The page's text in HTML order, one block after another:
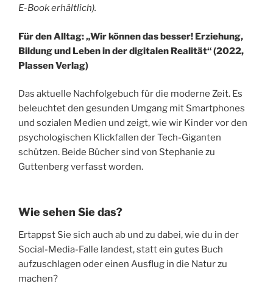
E-Book erhältlich).
Für den Alltag: „Wir können das besser! Erziehung,
Bildung und Leben in der digitalen Realität“ (2022,
Plassen Verlag)
Das aktuelle Nachfolgebuch für die moderne Zeit. Es
beleuchtet den gesunden Umgang mit Smartphones
und sozialen Medien und zeigt, wie wir Kinder vor den
psychologischen Klickfallen der Tech-Giganten
schützen. Beide Bücher sind von Stephanie zu
Guttenberg verfasst worden.
Wie sehen Sie das?
Ertappst Sie sich auch ab und zu dabei, wie du in der
Social-Media-Falle landest, statt ein gutes Buch
aufzuschlagen oder einen Ausflug in die Natur zu
machen?